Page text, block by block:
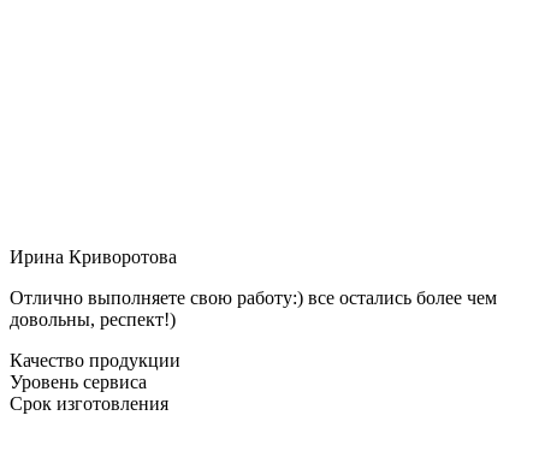
Ирина Криворотова
Отлично выполняете свою работу:) все остались более чем
довольны, респект!)
Качество продукции
Уровень сервиса
Срок изготовления